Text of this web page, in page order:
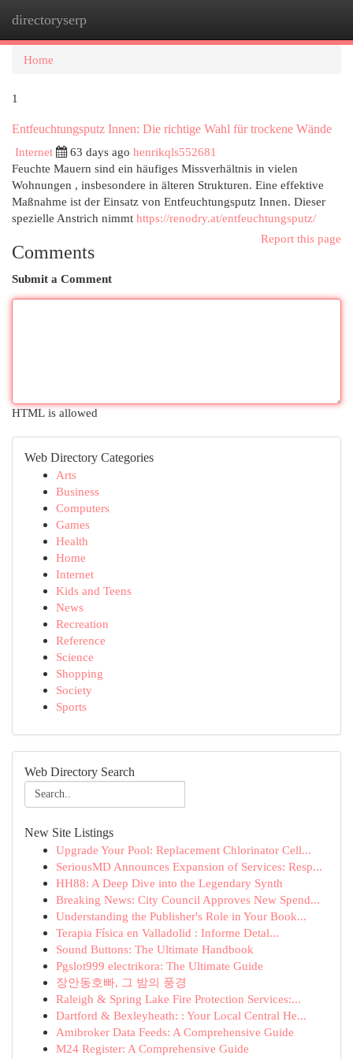
directoryserp
Home
1
Entfeuchtungsputz Innen: Die richtige Wahl für trockene Wände
Internet
63 days ago henrikqls552681
Feuchte Mauern sind ein häufiges Missverhältnis in vielen
Wohnungen , insbesondere in älteren Strukturen. Eine effektive
Maßnahme ist der Einsatz von Entfeuchtungsputz Innen. Dieser
spezielle Anstrich nimmt https://renodry.at/entfeuchtungsputz/
Report this page
Comments
Submit a Comment
HTML is allowed
Web Directory Categories
Arts
Business
Computers
Games
Health
Home
Internet
Kids and Teens
News
Recreation
Reference
Science
Shopping
Society
Sports
Web Directory Search
New Site Listings
Upgrade Your Pool: Replacement Chlorinator Cell...
SeriousMD Announces Expansion of Services: Resp...
HH88: A Deep Dive into the Legendary Synth
Breaking News: City Council Approves New Spend...
Understanding the Publisher's Role in Your Book...
Terapia Física en Valladolid : Informe Detal...
Sound Buttons: The Ultimate Handbook
Pgslot999 electrikora: The Ultimate Guide
장안동호빠, 그 밤의 풍경
Raleigh & Spring Lake Fire Protection Services:...
Dartford & Bexleyheath: : Your Local Central He...
Amibroker Data Feeds: A Comprehensive Guide
M24 Register: A Comprehensive Guide